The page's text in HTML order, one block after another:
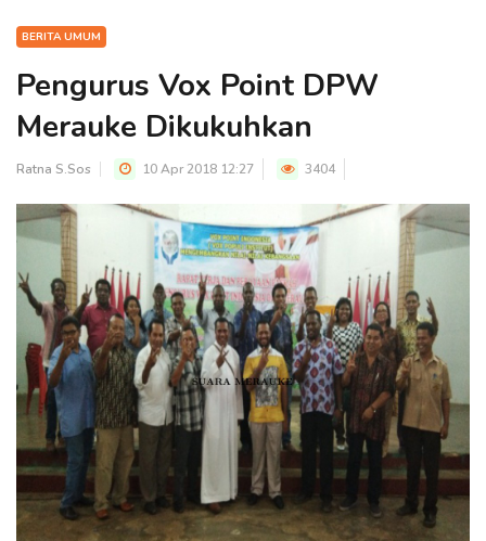
BERITA UMUM
Pengurus Vox Point DPW
Merauke Dikukuhkan
Ratna S.Sos 10 Apr 2018 12:27 3404